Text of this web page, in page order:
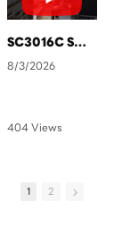
SC3016C SmartCamara ยกระดับการตรวจสอบคุณภาพในสายการผลิต
8/3/2026
404 Views
1 2